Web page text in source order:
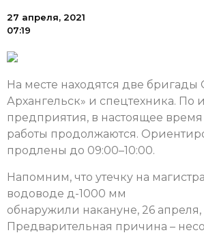
27 апреля, 2021
07:19
На месте находятся две
Архангельск» и спецтехника.
предприятия, в настоящее
работы продолжаются.
продлены до 09:00–10:00.
Напомним, что утечку на
водоводе д-1000 мм
обнаружили накануне, 26 апреля,
Предварительная причина –